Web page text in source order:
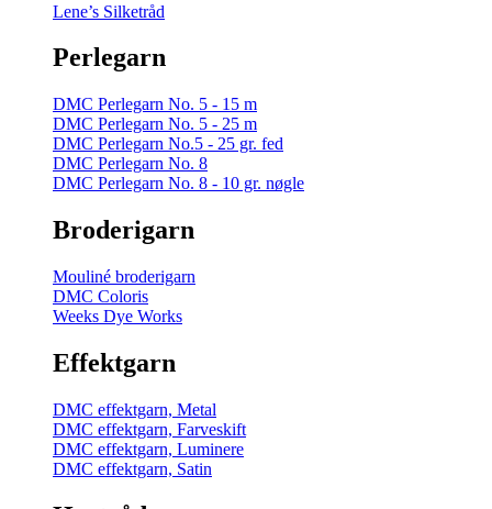
Lene’s Silketråd
Perlegarn
DMC Perlegarn No. 5 - 15 m
DMC Perlegarn No. 5 - 25 m
DMC Perlegarn No.5 - 25 gr. fed
DMC Perlegarn No. 8
DMC Perlegarn No. 8 - 10 gr. nøgle
Broderigarn
Mouliné broderigarn
DMC Coloris
Weeks Dye Works
Effektgarn
DMC effektgarn, Metal
DMC effektgarn, Farveskift
DMC effektgarn, Luminere
DMC effektgarn, Satin